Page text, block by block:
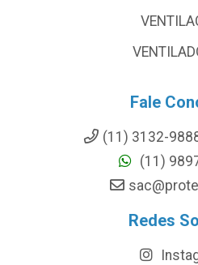
Fale
(11) 3132-
(11)
Redes